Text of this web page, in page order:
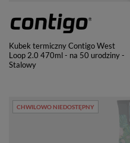
Kubek termiczny Contigo West
Loop 2.0 470ml - na 50 urodziny -
Stalowy
CHWILOWO NIEDOSTĘPNY